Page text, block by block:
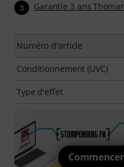
3 Garantie 3 ans
Numéro d'article
Conditionnement (UVC)
Type d'effet